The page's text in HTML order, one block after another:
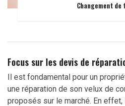
Changement de
Focus sur les devis de
Il est fondamental pour un
une réparation de son velux de
proposés sur le marché. En